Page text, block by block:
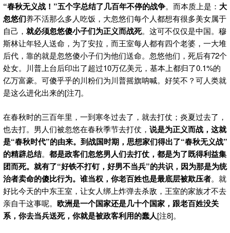
“春秋无义战！”五个字总结了几百年不停的战争。而本质上是： 大
忽悠们养不活那么多人吃饭，大忽悠们每个人都想有很多美女属于
自己， 就必须忽悠傻小子们为正义而战死。这可不仅仅是中国。穆
斯林让年轻人送命，为了安拉，而王室每人都有四个老婆，一大堆
后代，靠的就是忽悠傻小子们为他们送命。忽悠他们，死后有72个
处女。川普上台后印出了超过10万亿美元，基本上都归了0.1%的
亿万富豪。可傻乎乎的川粉们为川普摇旗呐喊。好笑不？可人类就
是这么进化出来的[注7]。
在春秋时的三百年里，一到寒冬过去了，就去打仗；炎夏过去了，
也去打。男人们被忽悠在春秋季节去打仗， 说是为正义而战，这就
是“春秋时代”的由来。到战国时期，思想家们得出了“春秋无义战”
的精辟总结。 都是政客们忽悠男人们去打仗，都是为了既得利益集
团而死。就有了“好铁不打钉，好男不当兵”的共识，因为那是为统
治者卖命的傻比行为。谁当权，你老百姓也是最底层被欺压者。就
好比今天的中东王室，让女人绑上炸弹去杀敌，王室的家族才不去
亲自干这事呢。 欧洲是一个国家还是几十个国家，跟老百姓没关
系， 你去当兵送死，你就是被政客利用的蠢人[注8]。